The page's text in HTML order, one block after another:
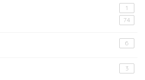
1
74
6
3